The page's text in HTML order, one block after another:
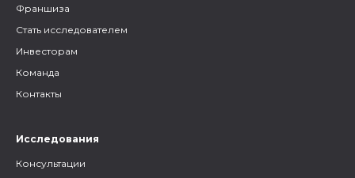
Франшиза
Стать исследователем
Инвесторам
Команда
Контакты
Исследования
Консультации